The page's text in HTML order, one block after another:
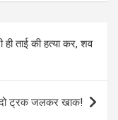
ताई की हत्या कर, शव
दो ट्रक जलकर खाक!